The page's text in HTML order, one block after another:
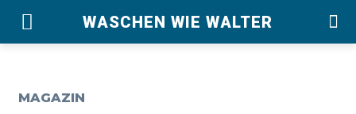
WASCHEN WIE WALTER
MAGAZIN